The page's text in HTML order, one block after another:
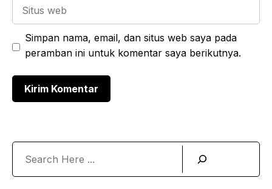
web
Simpan nama, email, dan situs web saya pada
peramban ini untuk komentar saya berikutnya.
Search